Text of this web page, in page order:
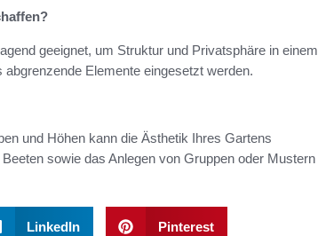
geeignet, um Struktur und Privatsphäre in einem
Elemente eingesetzt werden.
und Höhen kann die Ästhetik Ihres Gartens
sowie das Anlegen von Gruppen oder Mustern
LinkedIn Pinterest